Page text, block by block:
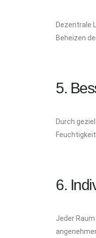
Dezentrale
Beheizen
5.
Durch
6.
Jeder